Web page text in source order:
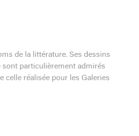
de la littérature. Ses dessins
sont particulièrement admirés
celle réalisée pour les Galeries